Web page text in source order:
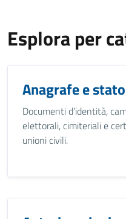
Esplora per
Anagrafe e
Documenti d’identità,
elettorali, cimiteriali e
unioni civili.